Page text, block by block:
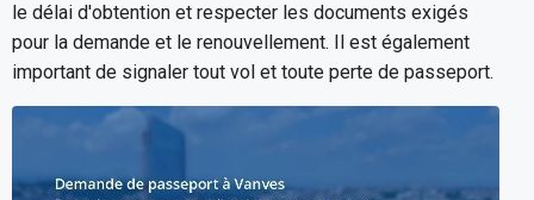
le délai d'obtention et respecter les documents exigés
pour la demande et le renouvellement. Il est également
important de signaler tout vol et toute perte de passeport.